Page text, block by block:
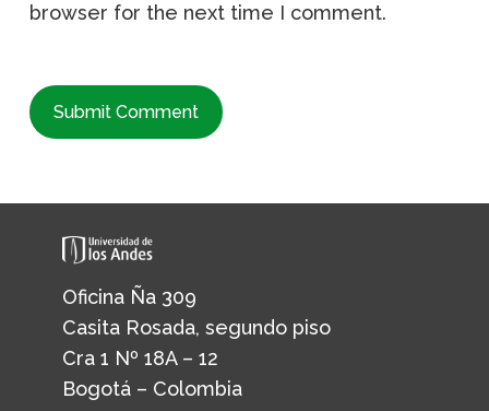
browser for the next time I comment.
Oficina Ña 309
Casita Rosada, segundo piso
Cra 1 Nº 18A – 12
Bogotá – Colombia